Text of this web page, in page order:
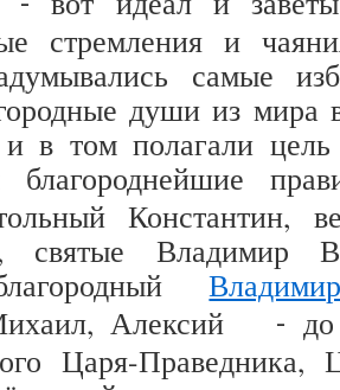
стремления и
самые
души из
и в том полагали цель
Константин,
святые Владимир
Алексий -
Царя-Праведника,